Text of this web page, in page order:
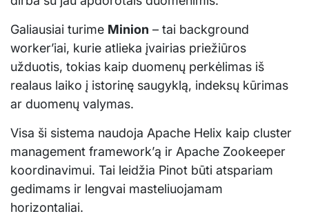
Galiausiai turime Minion – tai background
worker’iai, kurie atlieka įvairias priežiūros
užduotis, tokias kaip duomenų perkėlimas iš
realaus laiko į istorinę saugyklą, indeksų kūrimas
ar duomenų valymas.
Visa ši sistema naudoja Apache Helix kaip cluster
management framework’ą ir Apache Zookeeper
koordinavimui. Tai leidžia Pinot būti atspariam
gedimams ir lengvai masteliuojamam
horizontaliai.